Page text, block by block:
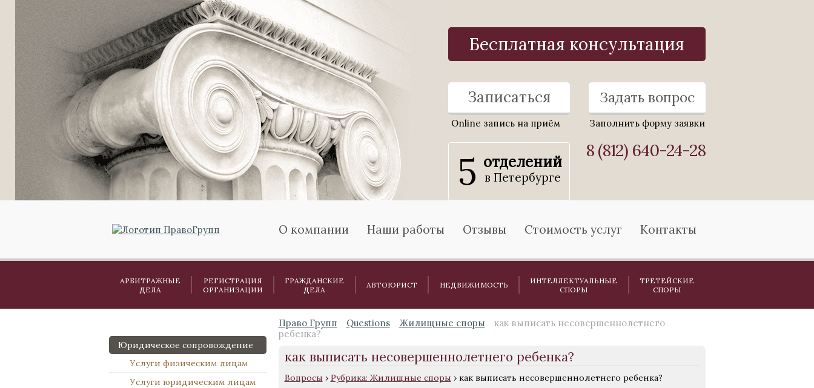
Бесплатная консультация
Записаться
Online запись на приём
Задать вопрос
Заполнить форму заявки
5 отделений
в Петербурге
8 (812) 640-24-28
О компании Наши работы Отзывы Стоимость услуг Контакты
АРБИТРАЖНЫЕ
ДЕЛА
РЕГИСТРАЦИЯ
ОРГАНИЗАЦИИ
ГРАЖДАНСКИЕ
ДЕЛА
АВТОЮРИСТ НЕДВИЖИМОСТЬ
ИНТЕЛЛЕКТУАЛЬНЫЕ
СПОРЫ
ТРЕТЕЙСКИЕ
СПОРЫ
Юридическое сопровождение
Услуги физическим лицам
Услуги юридическим лицам
Право Групп Questions Жилищные споры
как выписать несовершеннолетнего
ребенка?
как выписать несовершеннолетнего ребенка?
Вопросы › Рубрика: Жилищные споры › как выписать несовершеннолетнего ребенка?